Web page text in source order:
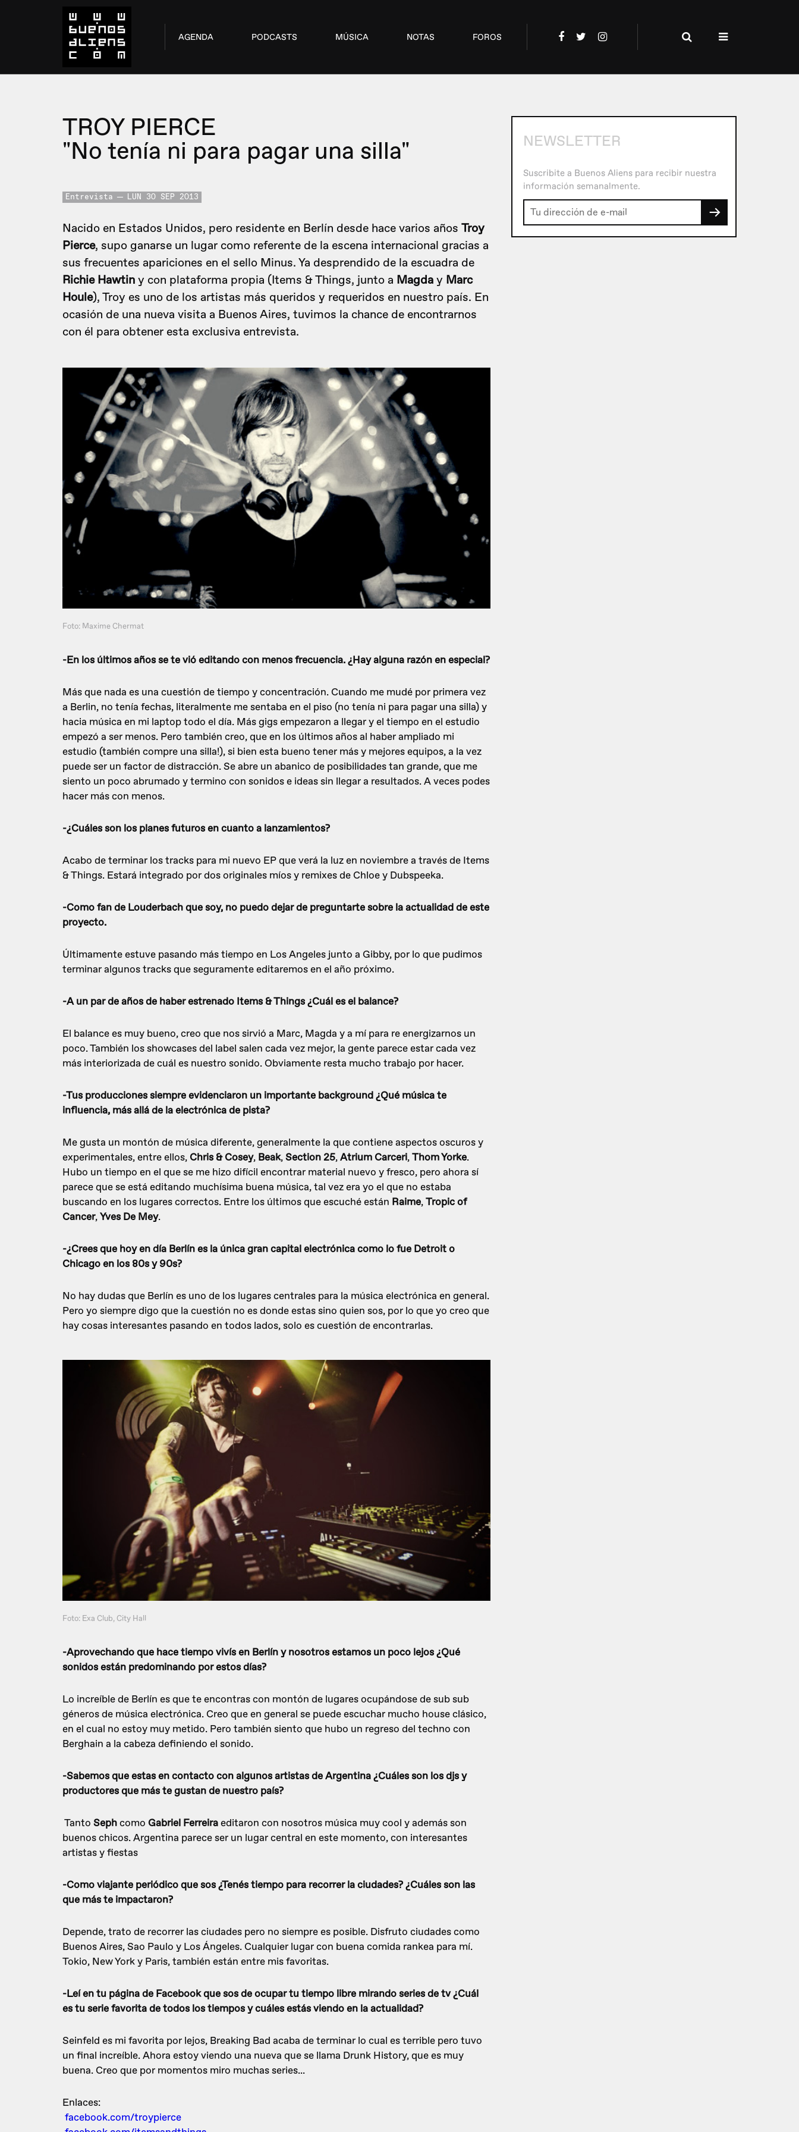
AGENDA PODCASTS MÚSICA NOTAS FOROS
TROY PIERCE
"No tenía ni para pagar una silla"
Entrevista LUN 30 SEP 2013
Nacido en Estados Unidos, pero residente en Berlín desde hace varios años Troy
Pierce, supo ganarse un lugar como referente de la escena internacional gracias a
sus frecuentes apariciones en el sello Minus. Ya desprendido de la escuadra de
Richie Hawtin y con plataforma propia (Items & Things, junto a Magda y Marc
Houle), Troy es uno de los artistas más queridos y requeridos en nuestro país. En
ocasión de una nueva visita a Buenos Aires, tuvimos la chance de encontrarnos
con él para obtener esta exclusiva entrevista.
Foto: Maxime Chermat
-En los últimos años se te vió editando con menos frecuencia. ¿Hay alguna razón en especial?
Más que nada es una cuestión de tiempo y concentración. Cuando me mudé por primera vez
a Berlin, no tenía fechas, literalmente me sentaba en el piso (no tenía ni para pagar una silla) y
hacia música en mi laptop todo el día. Más gigs empezaron a llegar y el tiempo en el estudio
empezó a ser menos. Pero también creo, que en los últimos años al haber ampliado mi
estudio (también compre una silla!), si bien esta bueno tener más y mejores equipos, a la vez
puede ser un factor de distracción. Se abre un abanico de posibilidades tan grande, que me
siento un poco abrumado y termino con sonidos e ideas sin llegar a resultados. A veces podes
hacer más con menos.
-¿Cuáles son los planes futuros en cuanto a lanzamientos?
Acabo de terminar los tracks para mi nuevo EP que verá la luz en noviembre a través de Items
& Things. Estará integrado por dos originales míos y remixes de Chloe y Dubspeeka.
-Como fan de Louderbach que soy, no puedo dejar de preguntarte sobre la actualidad de este
proyecto.
Últimamente estuve pasando más tiempo en Los Angeles junto a Gibby, por lo que pudimos
terminar algunos tracks que seguramente editaremos en el año próximo.
-A un par de años de haber estrenado Items & Things ¿Cuál es el balance?
El balance es muy bueno, creo que nos sirvió a Marc, Magda y a mí para re energizarnos un
poco. También los showcases del label salen cada vez mejor, la gente parece estar cada vez
más interiorizada de cuál es nuestro sonido. Obviamente resta mucho trabajo por hacer.
-Tus producciones siempre evidenciaron un importante background ¿Qué música te
influencia, más allá de la electrónica de pista?
Me gusta un montón de música diferente, generalmente la que contiene aspectos oscuros y
experimentales, entre ellos,Chris & Cosey, Beak,Section 25,Atrium Carceri,Thom Yorke.
Hubo un tiempo en el que se me hizo difícil encontrar material nuevo y fresco, pero ahora sí
parece que se está editando muchísima buena música, tal vez era yo el que no estaba
buscando en los lugares correctos. Entre los últimos que escuché están Raime,Tropic of
Cancer,Yves De Mey.
-¿Crees que hoy en día Berlín es la única gran capital electrónica como lo fue Detroit o
Chicago en los 80s y 90s?
No hay dudas que Berlín es uno de los lugares centrales para la música electrónica en general.
Pero yo siempre digo que la cuestión no es donde estas sino quien sos, por lo que yo creo que
hay cosas interesantes pasando en todos lados, solo es cuestión de encontrarlas.
Foto: Exa Club, City Hall
-Aprovechando que hace tiempo vivís en Berlín y nosotros estamos un poco lejos ¿Qué
sonidos están predominando por estos días?
Lo increíble de Berlín es que te encontras con montón de lugares ocupándose de sub sub
géneros de música electrónica. Creo que en general se puede escuchar mucho house clásico,
en el cual no estoy muy metido. Pero también siento que hubo un regreso del techno con
Berghain a la cabeza definiendo el sonido.
-Sabemos que estas en contacto con algunos artistas de Argentina ¿Cuáles son los djs y
productores que más te gustan de nuestro país?
Tanto Sephcomo Gabriel Ferreiraeditaron con nosotros música muy cool y además son
buenos chicos. Argentina parece ser un lugar central en este momento, con interesantes
artistas y fiestas
-Como viajante periódico que sos ¿Tenés tiempo para recorrer la ciudades? ¿Cuáles son las
que más te impactaron?
Depende, trato de recorrer las ciudades pero no siempre es posible. Disfruto ciudades como
Buenos Aires, Sao Paulo y Los Ángeles. Cualquier lugar con buena comida rankea para mí.
Tokio, New York y Paris, también están entre mis favoritas.
-Leí en tu página de Facebook que sos de ocupar tu tiempo libre mirando series de tv ¿Cuál
es tu serie favorita de todos los tiempos y cuáles estás viendo en la actualidad?
Seinfeld es mi favorita por lejos, Breaking Bad acaba de terminar lo cual es terrible pero tuvo
un final increíble. Ahora estoy viendo una nueva que se llama Drunk History, que es muy
buena. Creo que por momentos miro muchas series...
Enlaces:
facebook.com/troypierce
NEWSLETTER
Suscribite a Buenos Aliens para recibir nuestra
información semanalmente.
→